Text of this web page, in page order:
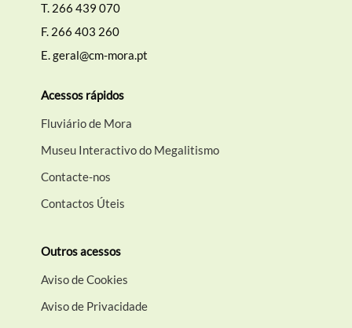
T. 266 439 070
F. 266 403 260
E.geral@cm-mora.pt
Acessos rápidos
Fluviário de Mora
Museu Interactivo do Megalitismo
Contacte-nos
Contactos Úteis
Outros acessos
Aviso de Cookies
Aviso de Privacidade